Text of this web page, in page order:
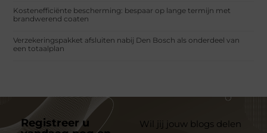
Kostenefficiënte bescherming: bespaar op lange termijn met
brandwerend coaten
Verzekeringspakket afsluiten nabij Den Bosch als onderdeel van
een totaalplan
Registreer u
Wil jij jouw blogs delen